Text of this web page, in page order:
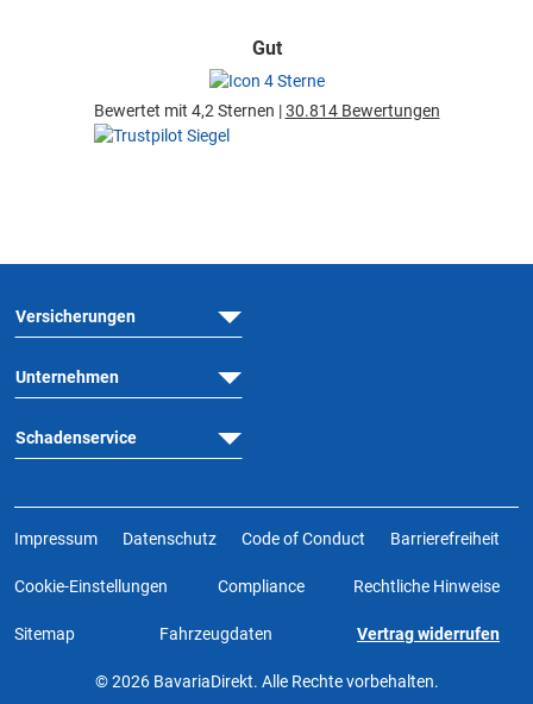
Gut
Bewertet mit 4,2 Sternen |30.814 Bewertungen
Versicherungen
Unternehmen
Schadenservice
Impressum Datenschutz Code of Conduct Barrierefreiheit
Cookie-Einstellungen Compliance Rechtliche Hinweise
Sitemap Fahrzeugdaten Vertrag widerrufen
© 2026 BavariaDirekt. Alle Rechte vorbehalten.